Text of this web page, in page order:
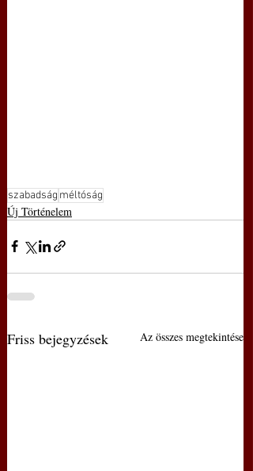
szabadság méltóság
Új Történelem
Friss bejegyzések Az összes megtekintése